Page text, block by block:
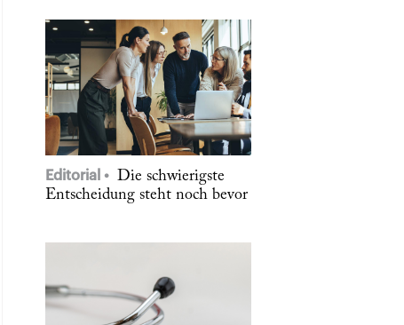
Editorial
Die schwierigste
Entscheidung steht noch bevor